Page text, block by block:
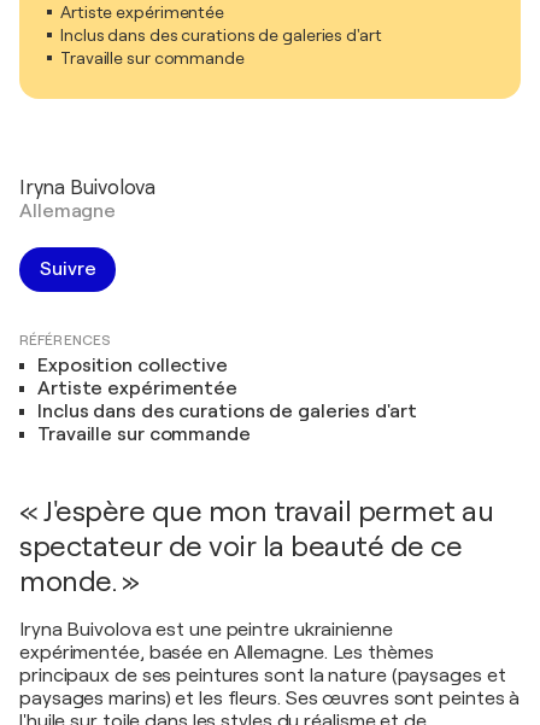
Artiste expérimentée
Inclus dans des curations de galeries d'art
Travaille sur commande
Iryna Buivolova
Allemagne
Suivre
RÉFÉRENCES
Exposition collective
Artiste expérimentée
Inclus dans des curations de galeries d'art
Travaille sur commande
« J'espère que mon travail permet au
spectateur de voir la beauté de ce
monde. »
Iryna Buivolova est une peintre ukrainienne
expérimentée, basée en Allemagne. Les thèmes
principaux de ses peintures sont la nature (paysages et
paysages marins) et les fleurs. Ses œuvres sont peintes à